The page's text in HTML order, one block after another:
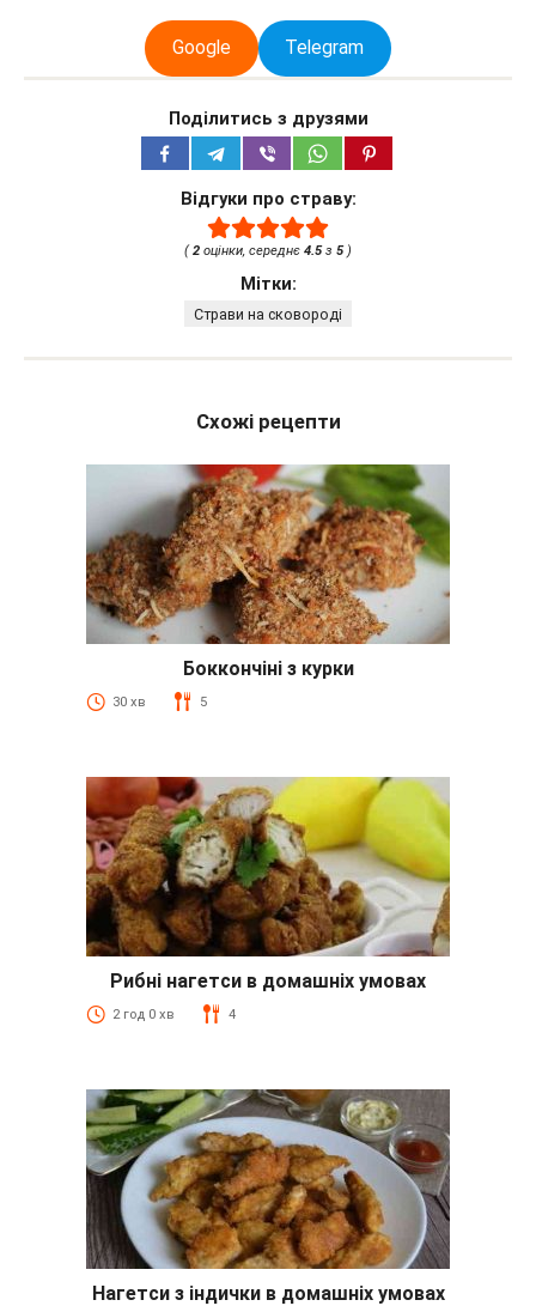
Google Telegram
Поділитись з друзями
Відгуки про страву:
(2 оцінки, середнє 4.5з 5)
Мітки:
Страви на сковороді
Схожі рецепти
Боккончіні з курки
30 хв 5
Рибні нагетси в домашніх умовах
2 год 0 хв 4
Нагетси з індички в домашніх умовах